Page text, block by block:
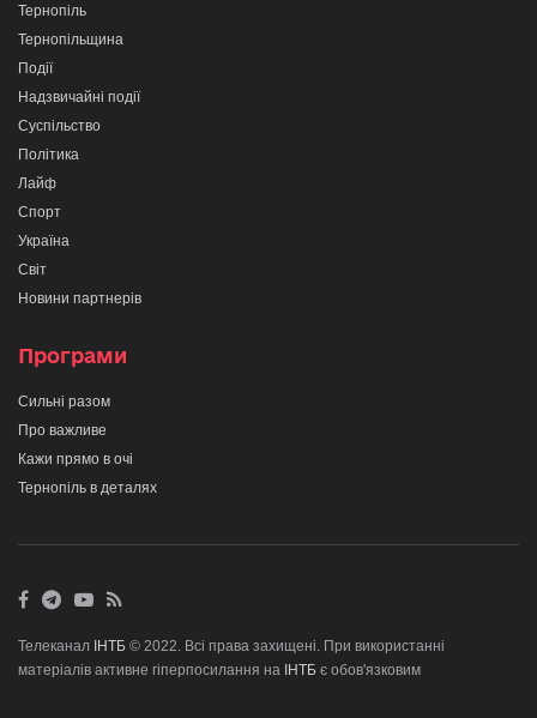
Тернопіль
Тернопільщина
Події
Надзвичайні події
Суспільство
Політика
Лайф
Спорт
Україна
Світ
Новини партнерів
Програми
Сильні разом
Про важливе
Кажи прямо в очі
Тернопіль в деталях
Телеканал ІНТБ © 2022. Всі права захищені. При використанні
матеріалів активне гіперпосилання на ІНТБ є обов'язковим